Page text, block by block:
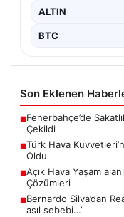
ALTIN
BTC
Son Eklenen
■Fenerbahçe’de
Çekildi
■Türk Hava
Oldu
■Açık Hava Yaşam
Çözümleri
■Bernardo Silva’dan
asıl sebebi…’